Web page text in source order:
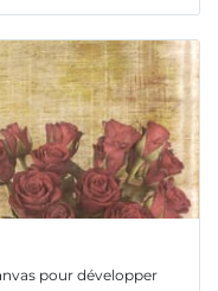
pour développer